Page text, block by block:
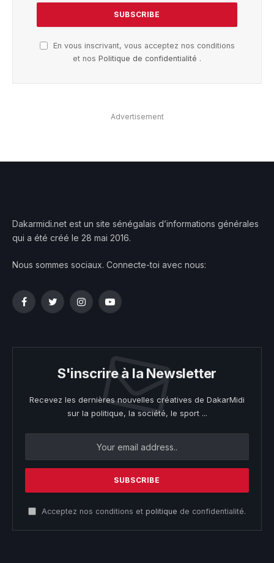
En vous inscrivant, vous acceptez nos conditions
et nos Politique de confidentialité .
Advertisement
Dakarmidi.net est un site sénégalais d’informations générales
qui a été créé le 28 mai 2016.
Nous sommes sociaux. Connecte-toi avec nous:
FacebookTwitterInstagramYouTube
S'inscrire à la Newsletter
Recevez les dernières nouvelles créatives de DakarMidi
sur la politique, la société, le sport ...
Acceptez nos conditions et politique de confidentialité.